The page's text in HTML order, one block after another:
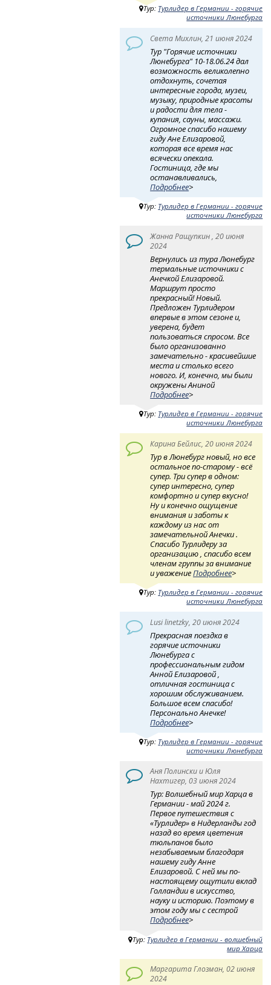
Тур: Турлидер в Германии - горячие
источники Люнебурга
Света Михлин, 21 июня 2024
Тур "Горячие источники
Люнебурга" 10-18.06.24 дал
возможность великолепно
отдохнуть, сочетая
интересные города, музеи,
музыку, природные красоты
и радости для тела -
купания, сауны, массажи.
Огромное спасибо нашему
гиду Ане Елизаровой,
которая все время нас
всячески опекала.
Гостиница, где мы
останавливались,
Подробнее>
Тур: Турлидер в Германии - горячие
источники Люнебурга
Жанна Ращупкин , 20 июня
2024
Вернулись из тура Люнебург
термальные источники с
Анечкой Елизаровой.
Маршрут просто
прекрасный! Новый.
Предложен Турлидером
впервые в этом сезоне и,
уверена, будет
пользоваться спросом. Все
было организованно
замечательно - красивейшие
места и столько всего
нового. И, конечно, мы были
окружены Аниной
Подробнее>
Тур: Турлидер в Германии - горячие
источники Люнебурга
Карина Бейлис, 20 июня 2024
Тур в Люнебург новый, но все
остальное по-старому - всё
супер. Три супер в одном:
супер интересно, супер
комфортно и супер вкусно!
Ну и конечно ощущение
внимания и заботы к
каждому из нас от
замечательной Анечки .
Спасибо Турлидеру за
организацию , спасибо всем
членам группы за внимание
и уважениеПодробнее>
Тур: Турлидер в Германии - горячие
источники Люнебурга
Lusi linetzky, 20 июня 2024
Прекрасная поездка в
горячие источники
Люнебурга с
профессиональным гидом
Анной Елизаровой ,
отличная гостиница с
хорошим обслуживанием.
Большое всем спасибо!
Персонально Анечке!
Подробнее>
Тур: Турлидер в Германии - горячие
источники Люнебурга
Аня Полински и Юля
Нахтигер, 03 июня 2024
Тур: Волшебный мир Харца в
Германии - май 2024 г.
Первое путешествия с
«Турлидер» в Нидерланды год
назад во время цветения
тюльпанов было
незабываемым благодаря
нашему гиду Анне
Елизаровой. С ней мы по-
настоящему ощутили вклад
Голландии в искусство,
науку и историю. Поэтому в
этом году мы с сестрой
Подробнее>
Тур: Турлидер в Германии - волшебный
мир Харца
Маргарита Глозман, 02 июня
2024